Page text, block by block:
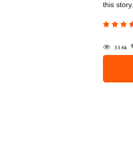
this story.
33.6k